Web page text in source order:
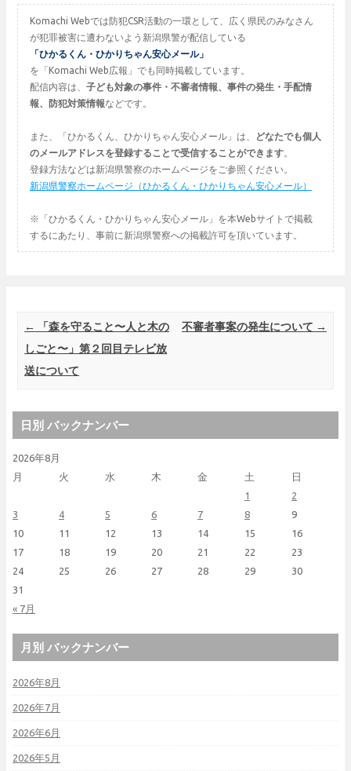
Komachi Webでは防犯CSR活動の一環として、広く県民のみなさん
が犯罪被害に遭わないよう新潟県警が配信している
「ひかるくん・ひかりちゃん安心メール」
を「Komachi Web広報」でも同時掲載しています。
配信内容は、 子ども対象の事件・不審者情報、事件の発生・手配情
報、防犯対策情報などです。
また、「ひかるくん、ひかりちゃん安心メール」は、
どなたでも個人
のメールアドレスを登録することで受信することができます。
登録方法などは新潟県警察のホームページをご参照ください。
新潟県警察ホームページ（ひかるくん・ひかりちゃん安心メール）
※「ひかるくん・ひかりちゃん安心メール」を本Webサイトで掲載
するにあたり、事前に新潟県警察への掲載許可を頂いています。
Post navigation
←
「森を守ること〜人と木の
しごと〜」第２回目テレビ放
送について
不審者事案の発生について →
日別 バックナンバー
2026年8月
月
火 水 木 金 土 日
« 7月
1
2
3
4 5 6 7 8
9
10
11 12 13 14 15
16
17
18 19 20 21 22
23
24
25 26 27 28 29
30
31
月別 バックナンバー
2026年8月
2026年7月
2026年6月
2026年5月